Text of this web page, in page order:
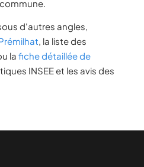
d'autres angles,
, la liste des
la fiche détaillée de
INSEE et les avis des